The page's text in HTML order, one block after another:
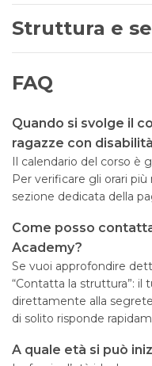
Struttura e
FAQ
Quando si svolge il
ragazze con
Il calendario del corso è
Per verificare gli orari
sezione dedicata della
Come posso
Academy?
Se vuoi approfondire
“Contatta la struttura”: il
direttamente alla
di solito risponde
A quale età si può